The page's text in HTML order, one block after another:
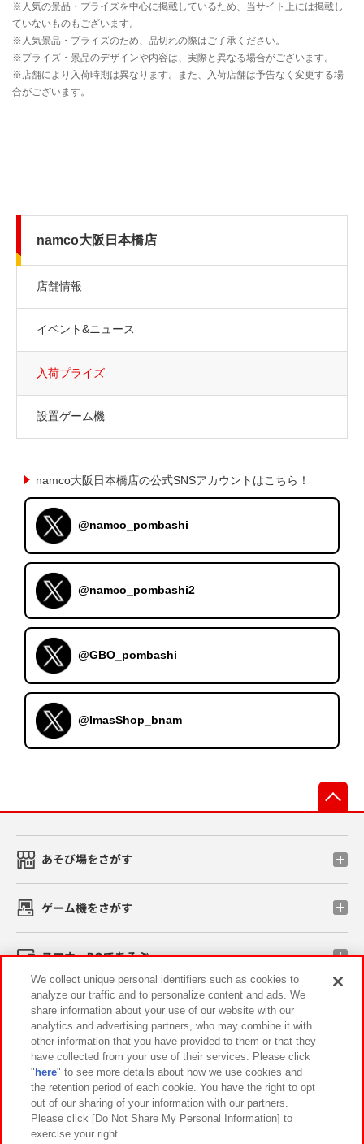
namco大阪日本橋店
店舗情報
イベント&ニュース
入荷プライズ
設置ゲーム機
namco大阪日本橋店の公式SNSアカウントはこちら！
@namco_pombashi
@namco_pombashi2
@GBO_pombashi
@ImasShop_bnam
あそび場をさがす
ゲーム機をさがす
スマホ・PCであそぶ
イベント・キャンペーン
関連会社 サステナビリティ サイトポリシー
プライバシーポリシー ウェブアクセシビリティ方針と検証結果
お取引先さまとともに
We collect unique personal identifiers such as cookies to
analyze our traffic and to personalize content and ads. We
share information about your use of our website with our
analytics and advertising partners, who may combine it with
other information that you have provided to them or that they
have collected from your use of their services. Please click
" here" to see more details about how we use cookies and
the retention period of each cookie. You have the right to opt
out of our sharing of your information with our partners.
Please click [Do Not Share My Personal Information] to
exercise your right.